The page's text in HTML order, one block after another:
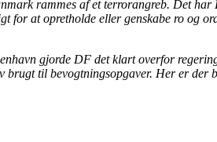
rammes af et terrorangreb. Det
for at opretholde eller genskabe ro og
gjorde DF det klart overfor
til bevogtningsopgaver. Her er der